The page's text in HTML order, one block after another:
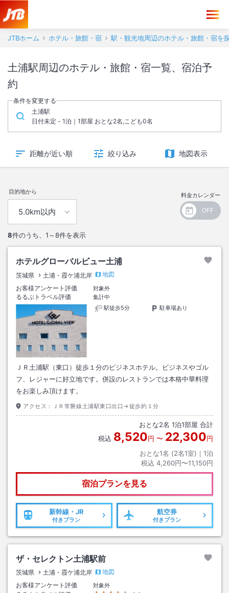
JTBホーム ホテル・旅館・宿 駅・観光地周辺のホテル・旅館・宿を
土浦駅周辺のホテル・旅館・宿一覧、宿泊予
約
条件を変更する
土浦駅
日付未定 - 1泊｜1部屋 おとな2名,こども0名
距離が近い順 絞り込み 地図表示
目的地から 料金カレンダー
8件のうち、 1～8件を表示
ホテルグローバルビュー土浦
茨城県 土浦・霞ケ浦北岸
地図
お客様アンケート評価
対象外
るるぶトラベル評価
集計中
駅徒歩5分
駐車場あり
ＪＲ土浦駅（東口）徒歩１分のビジネスホテル。ビジネスやゴル
フ、レジャーに好立地です。併設のレストランでは本格中華料理
をお楽しみ頂けます。
アクセス： ＪＲ常磐線土浦駅東口出口→徒歩約１分
おとな2名 1泊1部屋 合計
税込 8,520円 〜 22,300円
おとな1名 (2名1室)｜ 1泊
税込 4,260円〜11,150円
宿泊プランを見る
新幹線・JR
付きプラン
航空券
付きプラン
ザ・セレクトン土浦駅前
茨城県 土浦・霞ケ浦北岸
地図
お客様アンケート評価
対象外